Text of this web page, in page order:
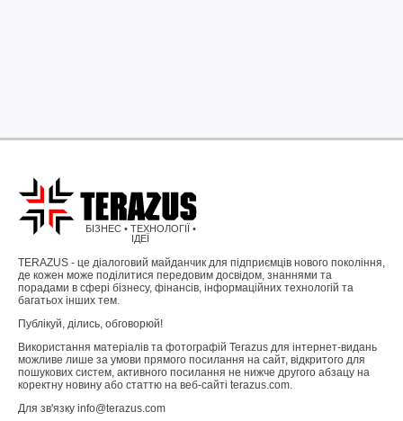
БІЗНЕС • ТЕХНОЛОГІЇ •
ІДЕЇ
TERAZUS - це діалоговий майданчик для підприємців нового покоління,
де кожен може поділитися передовим досвідом, знаннями та
порадами в сфері бізнесу, фінансів, інформаційних технологій та
багатьох інших тем.
Публікуй, ділись, обговорюй!
Використання матеріалів та фотографій Terazus для інтернет-видань
можливе лише за умови прямого посилання на сайт, відкритого для
пошукових систем, активного посилання не нижче другого абзацу на
коректну новину або статтю на веб-сайті terazus.com.
Для зв'язку info@terazus.com